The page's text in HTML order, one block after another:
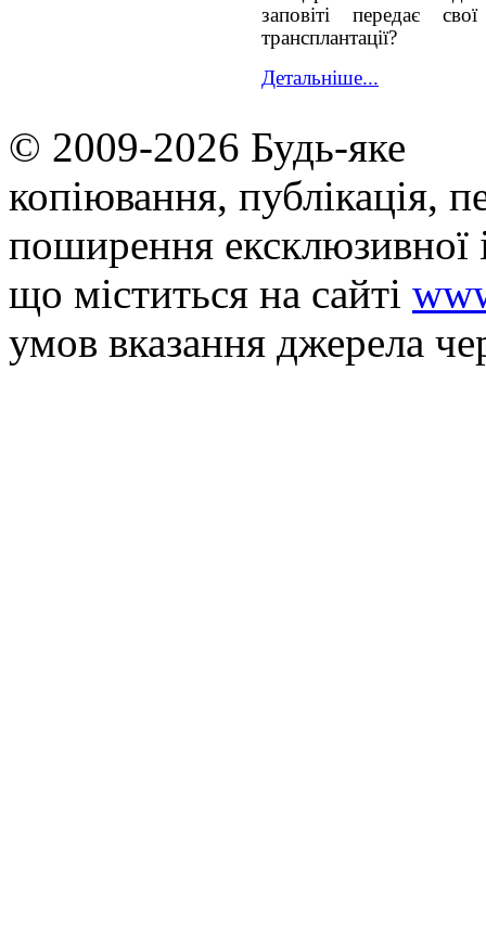
заповіті передає
трансплантації?
Детальніше...
© 2009-2026 Будь-яке
копiювання, публiкацiя,
поширення
що мiститься на сайті
умов вказання джерела